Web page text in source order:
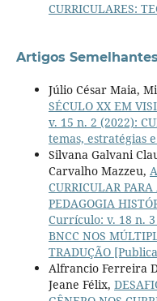
CURRICULARES:
Artigos Semelhantes
Júlio César Maia,
SÉCULO XX EM
v. 15 n. 2 (2022):
temas, estratégias
Silvana Galvani
Carvalho Mazzeu,
CURRICULAR
PEDAGOGIA
Currículo: v. 18 n. 3
BNCC NOS
TRADUÇÃO
Alfrancio Ferreira
Jeane Félix,